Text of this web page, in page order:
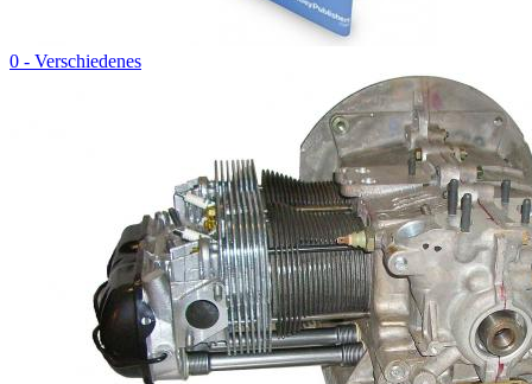
0 - Verschiedenes